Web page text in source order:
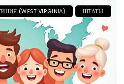
(WEST VIRGINIA) ШТАТЫ